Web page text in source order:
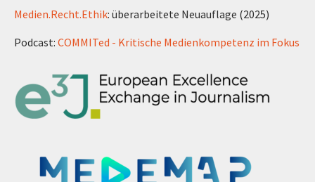
Medien.Recht.Ethik: überarbeitete Neuauflage (2025)
Podcast: COMMITed - Kritische Medienkompetenz im Fokus